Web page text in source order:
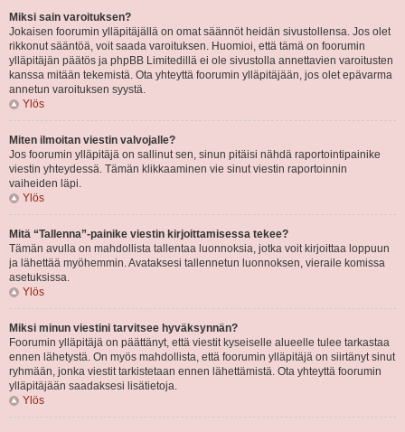
Miksi sain varoituksen?
Jokaisen foorumin ylläpitäjällä on omat säännöt heidän sivustollensa. Jos olet
rikkonut sääntöä, voit saada varoituksen. Huomioi, että tämä on foorumin
ylläpitäjän päätös ja phpBB Limitedillä ei ole sivustolla annettavien varoitusten
kanssa mitään tekemistä. Ota yhteyttä foorumin ylläpitäjään, jos olet epävarma
annetun varoituksen syystä.
Ylös
Miten ilmoitan viestin valvojalle?
Jos foorumin ylläpitäjä on sallinut sen, sinun pitäisi nähdä raportointipainike
viestin yhteydessä. Tämän klikkaaminen vie sinut viestin raportoinnin
vaiheiden läpi.
Ylös
Mitä “Tallenna”-painike viestin kirjoittamisessa tekee?
Tämän avulla on mahdollista tallentaa luonnoksia, jotka voit kirjoittaa loppuun
ja lähettää myöhemmin. Avataksesi tallennetun luonnoksen, vieraile komissa
asetuksissa.
Ylös
Miksi minun viestini tarvitsee hyväksynnän?
Foorumin ylläpitäjä on päättänyt, että viestit kyseiselle alueelle tulee tarkastaa
ennen lähetystä. On myös mahdollista, että foorumin ylläpitäjä on siirtänyt sinut
ryhmään, jonka viestit tarkistetaan ennen lähettämistä. Ota yhteyttä foorumin
ylläpitäjään saadaksesi lisätietoja.
Ylös